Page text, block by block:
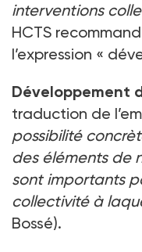
interventions
HCTS
l’expression «
Développement
traduction de
possibilité
des éléments de
sont importants
collectivité à
Bossé).